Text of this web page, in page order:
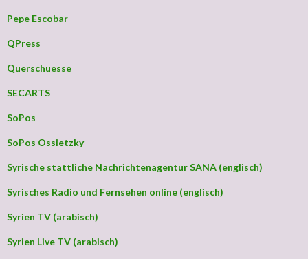
Pepe Escobar
QPress
Querschuesse
SECARTS
SoPos
SoPos Ossietzky
Syrische stattliche Nachrichtenagentur SANA (englisch)
Syrisches Radio und Fernsehen online (englisch)
Syrien TV (arabisch)
Syrien Live TV (arabisch)